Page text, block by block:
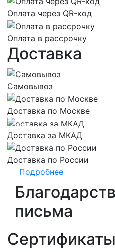
Оплата через QR-код
Оплата в рассрочку
Доставка
Самовывоз
Доставка по Москве
Доставка за МКАД
Доставка по России
Подробнее
письма
Сертификаты